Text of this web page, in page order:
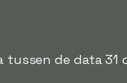
tussen de data 31